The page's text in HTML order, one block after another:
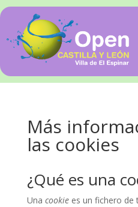
Más
las cookies
¿Qué es una
Una cookiees un fichero de